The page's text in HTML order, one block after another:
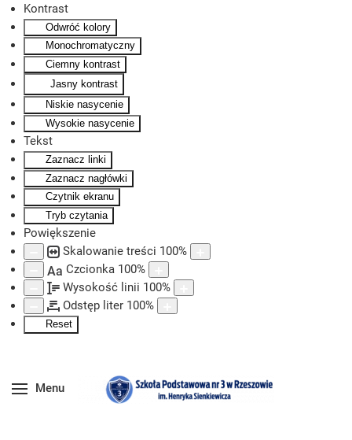
Kontrast
Odwróć kolory
Monochromatyczny
Ciemny kontrast
Jasny kontrast
Niskie nasycenie
Wysokie nasycenie
Tekst
Zaznacz linki
Zaznacz nagłówki
Czytnik ekranu
Tryb czytania
Powiększenie
Skalowanie treści 100%
Aa Czcionka 100%
Wysokość linii 100%
Odstęp liter 100%
Reset
Skip to main content
Menu